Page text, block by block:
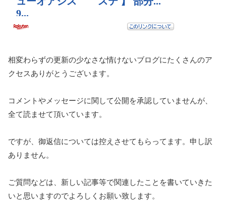
相変わらずの更新の少なさな情けないブログにたくさんのア
クセスありがとうございます。
コメントやメッセージに関して公開を承認していませんが、
全て読ませて頂いています。
ですが、御返信については控えさせてもらってます。申し訳
ありません。
ご質問などは、新しい記事等で関連したことを書いていきた
いと思いますのでよろしくお願い致します。